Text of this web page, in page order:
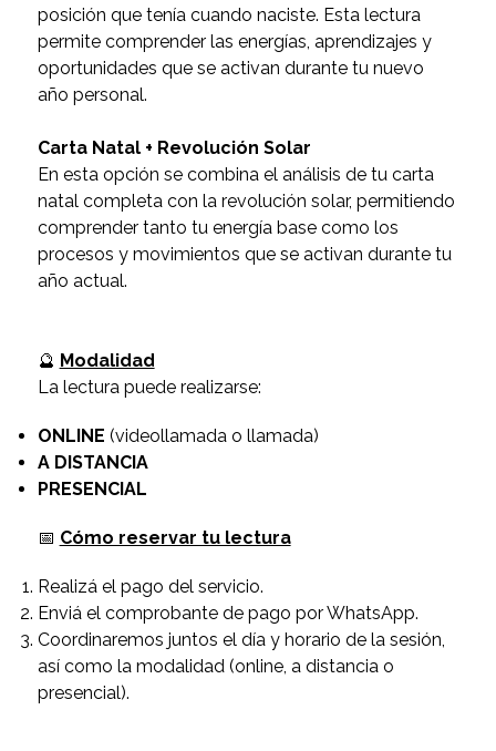
posición que tenía cuando naciste. Esta lectura
permite comprender las energías, aprendizajes y
oportunidades que se activan durante tu nuevo
año personal.
Carta Natal + Revolución Solar
En esta opción se combina el análisis de tu carta
natal completa con la revolución solar, permitiendo
comprender tanto tu energía base como los
procesos y movimientos que se activan durante tu
año actual.
🔮 Modalidad
La lectura puede realizarse:
ONLINE (videollamada o llamada)
A DISTANCIA
PRESENCIAL
📅 Cómo reservar tu lectura
Realizá el pago del servicio.
Enviá el comprobante de pago por WhatsApp.
Coordinaremos juntos el día y horario de la sesión,
así como la modalidad (online, a distancia o
presencial).